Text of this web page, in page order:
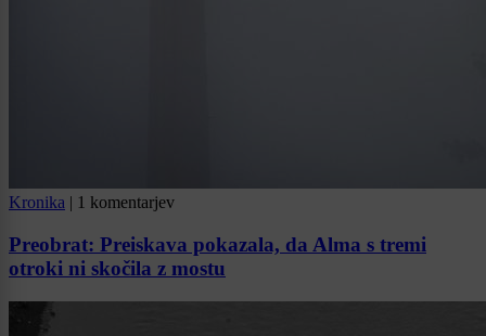
Kronika | 1 komentarjev
Preobrat: Preiskava pokazala, da Alma s tremi
otroki ni skočila z mostu